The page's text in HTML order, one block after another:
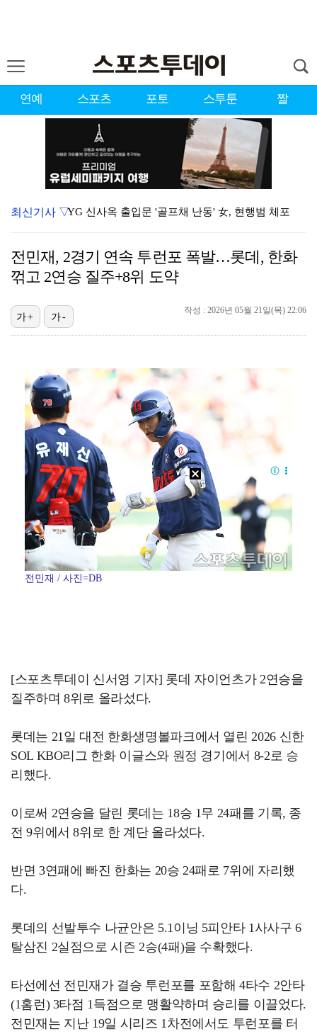
연예 스포츠 포토 스투툰 짤
YG 신사옥 출입문 '골프채 난동' 女, 현행범 체포
표창원, 남규리에 15년만 공개 사과…"내가 틀렸다"
[ST포토] 김시현, 홀컵에 붙인다
'오타니 MVP 경쟁자' 크로암스트롱, 홈런 아닌 발로…
[ST포토] 홀아웃 하는 박현경
[ST포토] 노승희, 파세이브
[ST포토] 박현경, 힘찬 세컨샷
최신기사 ▽
전민재, 2경기 연속 투런포 폭발…롯데, 한화
꺾고 2연승 질주+8위 도약
작성 : 2026년 05월 21일(목) 22:06
가+ 가-
전민재 / 사진=DB
[스포츠투데이 신서영 기자] 롯데 자이언츠가 2연승을
질주하며 8위로 올라섰다.
롯데는 21일 대전 한화생명볼파크에서 열린 2026 신한
SOL KBO리그 한화 이글스와 원정 경기에서 8-2로 승
리했다.
이로써 2연승을 달린 롯데는 18승 1무 24패를 기록, 종
전 9위에서 8위로 한 계단 올라섰다.
반면 3연패에 빠진 한화는 20승 24패로 7위에 자리했
다.
롯데의 선발투수 나균안은 5.1이닝 5피안타 1사사구 6
탈삼진 2실점으로 시즌 2승(4패)을 수확했다.
타선에선 전민재가 결승 투런포를 포함해 4타수 2안타
(1홈런) 3타점 1득점으로 맹활약하며 승리를 이끌었다.
전민재는 지난 19일 시리즈 1차전에서도 투런포를 터